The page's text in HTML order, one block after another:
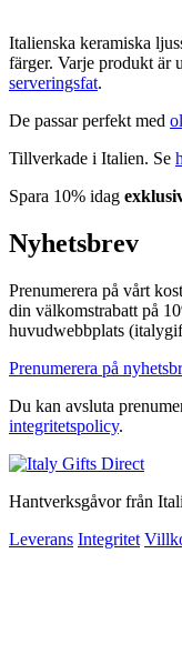
Italienska keramiska
färger. Varje produkt är
serveringsfat.
De passar perfekt med
Tillverkade i Italien. Se
Spara 10% idag
Nyhetsbrev
Prenumerera på vårt
din välkomstrabatt på
huvudwebbplats
Prenumerera på
Du kan avsluta
integritetspolicy.
Hantverksgåvor från
Leverans Integritet